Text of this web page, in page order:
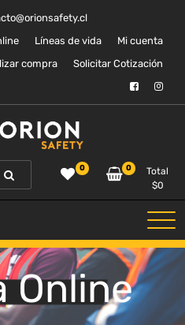
Líneas de vida
Mi cuenta
compra Solicitar Cotización
0 0
Total
$0
Online